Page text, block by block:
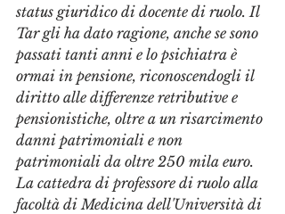
status giuridico di docente di ruolo. Il
Tar gli ha dato ragione, anche se sono
passati tanti anni e lo psichiatra è
ormai in pensione, riconoscendogli il
diritto alle differenze retributive e
pensionistiche, oltre a un risarcimento
danni patrimoniali e non
patrimoniali da oltre 250 mila euro.
La cattedra di professore di ruolo alla
facoltà di Medicina dell'Università di